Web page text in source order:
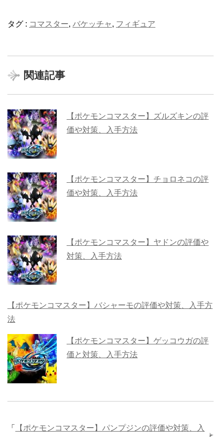
タグ : コマスター, バケッチャ, フィギュア
関連記事
【ポケモンコマスター】ズルズキンの評
価や対策、入手方法
【ポケモンコマスター】チョロネコの評
価や対策、入手方法
【ポケモンコマスター】ヤドンの評価や
対策、入手方法
【ポケモンコマスター】バシャーモの評価や対策、入手方
法
【ポケモンコマスター】ゲッコウガの評
価と対策、入手方法
「
【ポケモンコマスター】パンプジンの評価や対策、入